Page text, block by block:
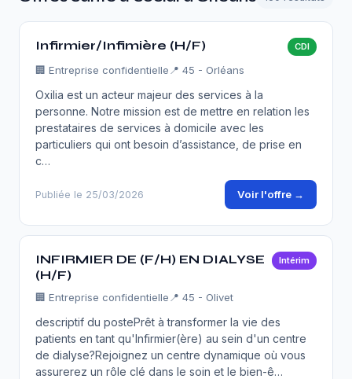
Infirmier/Infimière (H/F) CDI
🏢 Entreprise confidentielle 📍 45 - Orléans
Oxilia est un acteur majeur des services à la
personne. Notre mission est de mettre en relation les
prestataires de services à domicile avec les
particuliers qui ont besoin d’assistance, de prise en
c…
Publiée le 25/03/2026 Voir l'offre →
INFIRMIER DE (F/H) EN DIALYSE
(H/F)
Intérim
🏢 Entreprise confidentielle 📍 45 - Olivet
descriptif du postePrêt à transformer la vie des
patients en tant qu'Infirmier(ère) au sein d'un centre
de dialyse?Rejoignez un centre dynamique où vous
assurerez un rôle clé dans le soin et le bien-ê…